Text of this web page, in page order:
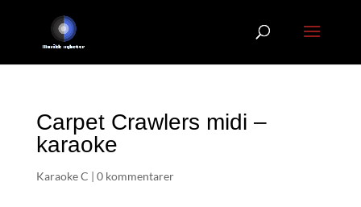
Carpet Crawlers midi –
karaoke
Karaoke C | 0 kommentarer